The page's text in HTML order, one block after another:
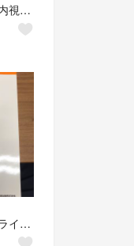
上部・下部消化管内視鏡診断（秘）ノート もっと伝えたい上部のウラ技，これだけは知
大腸癌治療ガイドライン 医師用 ２０１９年版